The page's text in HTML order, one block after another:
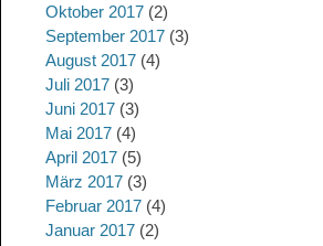
Oktober 2017 (2)
September 2017 (3)
August 2017 (4)
Juli 2017 (3)
Juni 2017 (3)
Mai 2017 (4)
April 2017 (5)
März 2017 (3)
Februar 2017 (4)
Januar 2017 (2)